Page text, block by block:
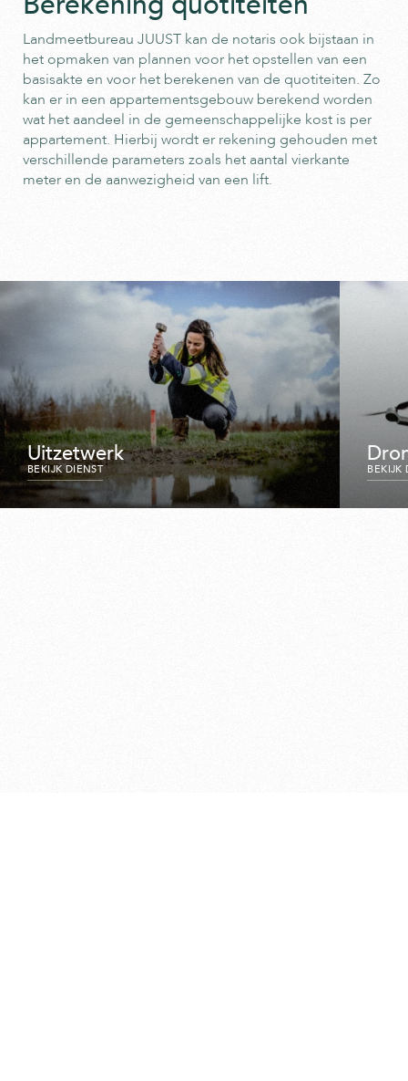
Landmeetbureau JUUST kan de notaris ook bijstaan in
het opmaken van plannen voor het opstellen van een
basisakte en voor het berekenen van de quotiteiten. Zo
kan er in een appartementsgebouw berekend worden
wat het aandeel in de gemeenschappelijke kost is per
appartement. Hierbij wordt er rekening gehouden met
verschillende parameters zoals het aantal vierkante
meter en de aanwezigheid van een lift.
Uitzetwerk
BEKIJK DIENST BEKIJK